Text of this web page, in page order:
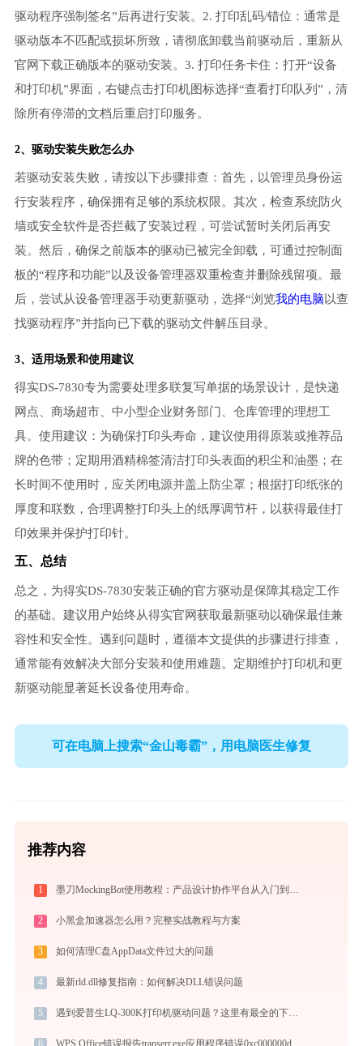
驱动程序强制签名”后再进行安装。2. 打印乱码/错位：通常是
驱动版本不匹配或损坏所致，请彻底卸载当前驱动后，重新从
官网下载正确版本的驱动安装。3. 打印任务卡住：打开“设备
和打印机”界面，右键点击打印机图标选择“查看打印队列”，清
除所有停滞的文档后重启打印服务。
2、 驱动安装失败怎么办
若驱动安装失败，请按以下步骤排查：首先，以管理员身份运
行安装程序，确保拥有足够的系统权限。其次，检查系统防火
墙或安全软件是否拦截了安装过程，可尝试暂时关闭后再安
装。然后，确保之前版本的驱动已被完全卸载，可通过控制面
板的“程序和功能”以及设备管理器双重检查并删除残留项。最
后，尝试从设备管理器手动更新驱动，选择“浏览我的电脑 以查
找驱动程序”并指向已下载的驱动文件解压目录。
3、适用场景和使用建议
得实DS-7830专为需要处理多联复写单据的场景设计，是快递
网点、商场超市、中小型企业财务部门、仓库管理的理想工
具。使用建议：为确保打印头寿命，建议使用得原装或推荐品
牌的色带；定期用酒精棉签清洁打印头表面的积尘和油墨；在
长时间不使用时，应关闭电源并盖上防尘罩；根据打印纸张的
厚度和联数，合理调整打印头上的纸厚调节杆，以获得最佳打
印效果并保护打印针。
五、总结
总之，为得实DS-7830安装正确的官方驱动是保障其稳定工作
的基础。建议用户始终从得实官网获取最新驱动以确保最佳兼
容性和安全性。遇到问题时，遵循本文提供的步骤进行排查，
通常能有效解决大部分安装和使用难题。定期维护打印机和更
新驱动能显著延长设备使用寿命。
可在电脑上搜索“金山毒霸”，用电脑医生修复
推荐内容
1 墨刀MockingBot使用教程：产品设计协作平台从入门到精通
2 小黑盒加速器怎么用？完整实战教程与方案
3 如何清理C盘AppData文件过大的问题
4 最新rld.dll修复指南：如何解决DLL错误问题
5 遇到爱普生LQ-300K打印机驱动问题？这里有最全的下载及安装指导
6